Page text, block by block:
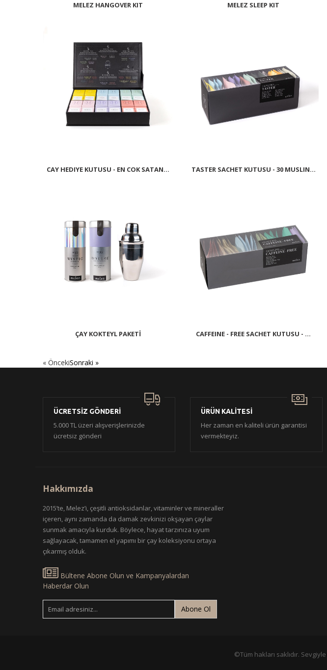
MELEZ HANGOVER KIT MELEZ SLEEP KIT
CAY HEDIYE KUTUSU - EN COK SATAN... TASTER SACHET KUTUSU - 30 MUSLIN...
ÇAY KOKTEYL PAKETİ CAFFEINE - FREE SACHET KUTUSU - ...
« ÖncekiSonraki »
ÜCRETSİZ GÖNDERİ
5.000 TL üzeri alışverişlerinizde
ücretsiz gönderi
ÜRÜN KALİTESİ
Her zaman en kaliteli ürün garantisi
vermekteyiz.
Hakkımızda
2015’te, Melez’i, çeşitli antioksidanlar, vitaminler ve mineraller
içeren, aynı zamanda da damak zevkinizi okşayan çaylar
sunmak amacıyla kurduk. Böylece, hayat tarzınıza uyum
sağlayacak, tamamen el yapımı bir çay koleksiyonu ortaya
çıkarmış olduk.
Bültene Abone Olun ve Kampanyalardan
Haberdar Olun
Abone Ol
©Tüm hakları saklıdır. Sevgiyle